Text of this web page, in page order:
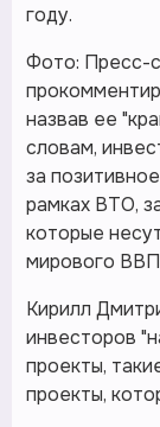
году.
Фото: Пресс-
назвав ее
словам,
за
рамках ВТО,
которые
мирового
Кирилл
инвесторов
проекты,
проекты,